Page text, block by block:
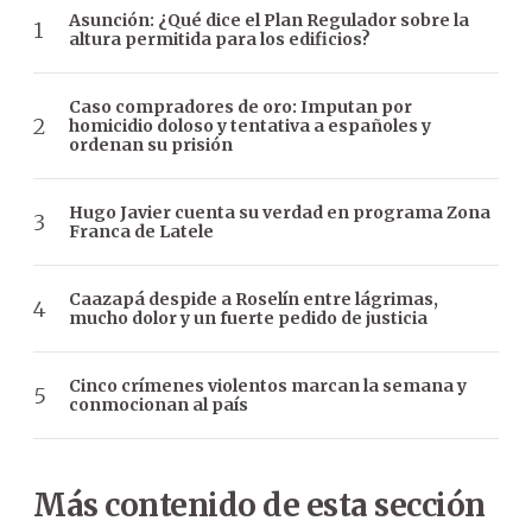
Asunción: ¿Qué dice el Plan Regulador sobre la
altura permitida para los edificios?
Caso compradores de oro: Imputan por
homicidio doloso y tentativa a españoles y
ordenan su prisión
Hugo Javier cuenta su verdad en programa Zona
Franca de Latele
Caazapá despide a Roselín entre lágrimas,
mucho dolor y un fuerte pedido de justicia
Cinco crímenes violentos marcan la semana y
conmocionan al país
Más contenido de esta sección